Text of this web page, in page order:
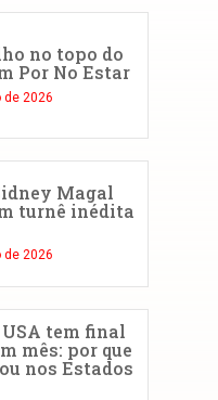
no topo do
Por No Estar
de 2026
Magal
turnê inédita
de 2026
tem final
mês: por que
nos Estados